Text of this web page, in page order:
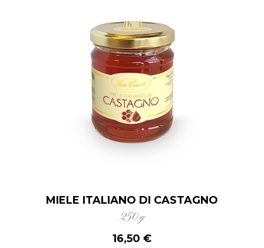
MIELE ITALIANO DI CASTAGNO
250 g
16,50 €